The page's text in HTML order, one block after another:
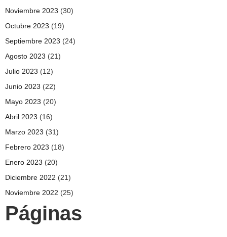
Noviembre 2023 (30)
Octubre 2023 (19)
Septiembre 2023 (24)
Agosto 2023 (21)
Julio 2023 (12)
Junio 2023 (22)
Mayo 2023 (20)
Abril 2023 (16)
Marzo 2023 (31)
Febrero 2023 (18)
Enero 2023 (20)
Diciembre 2022 (21)
Noviembre 2022 (25)
Páginas